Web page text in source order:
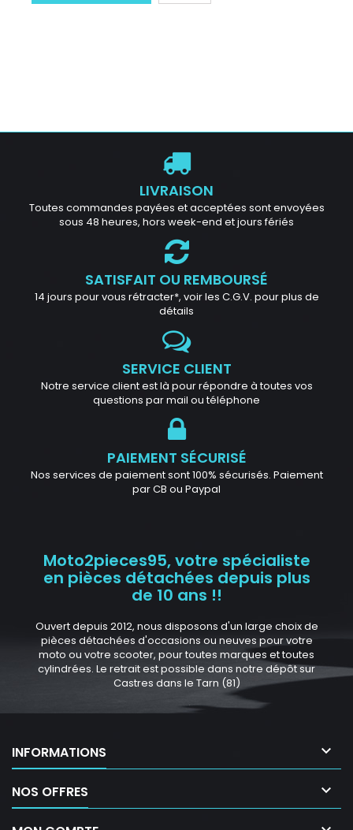
LIVRAISON
Toutes commandes payées et acceptées sont envoyées
sous 48 heures, hors week-end et jours fériés
SATISFAIT OU REMBOURSÉ
14 jours pour vous rétracter*, voir les C.G.V. pour plus de
détails
SERVICE CLIENT
Notre service client est là pour répondre à toutes vos
questions par mail ou téléphone
PAIEMENT SÉCURISÉ
Nos services de paiement sont 100% sécurisés. Paiement
par CB ou Paypal
Moto2pieces95, votre spécialiste
en pièces détachées depuis plus
de 10 ans !!
Ouvert depuis 2012, nous disposons d'un large choix de
pièces détachées d'occasions ou neuves pour votre
moto ou votre scooter, pour toutes marques et toutes
cylindrées. Le retrait est possible dans notre dépôt sur
Castres dans le Tarn (81)
INFORMATIONS 
NOS OFFRES 